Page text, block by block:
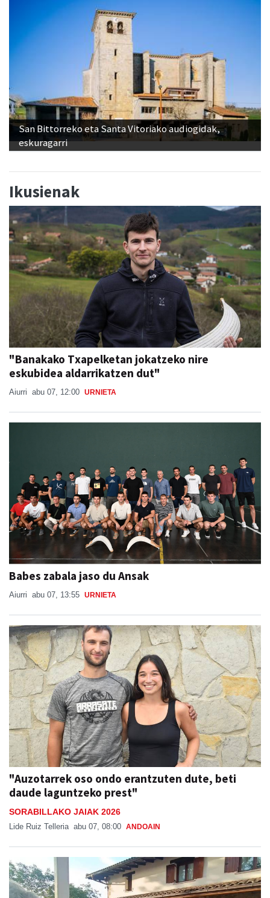
San Bittorreko eta Santa Vitoriako audiogidak,
eskuragarri
Ikusienak
"Banakako Txapelketan jokatzeko nire
eskubidea aldarrikatzen dut"
Aiurri abu 07, 12:00 URNIETA
Babes zabala jaso du Ansak
Aiurri abu 07, 13:55 URNIETA
"Auzotarrek oso ondo erantzuten dute, beti
daude laguntzeko prest"
SORABILLAKO JAIAK 2026
Lide Ruiz Telleria abu 07, 08:00 ANDOAIN